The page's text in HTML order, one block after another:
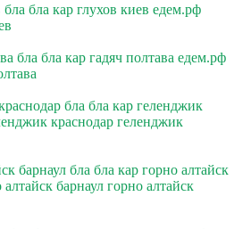
бла бла кар глухов киев едем.рф
бла бла кар гадяч полтава едем.рф
бла бла кар геленджик
краснодар геленджик
барнаул бла бла кар горно алтайск
барнаул горно алтайск